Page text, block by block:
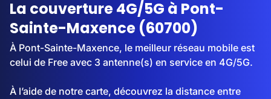
La couverture 4G/5G à Pont-
Sainte-Maxence (60700)
À Pont-Sainte-Maxence, le meilleur réseau mobile est
celui de Free avec 3 antenne(s) en service en 4G/5G.
À l’aide de notre carte, découvrez la distance entre